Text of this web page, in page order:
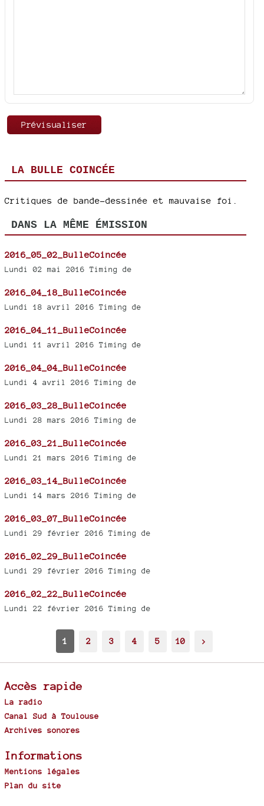
LA BULLE COINCÉE
Critiques de bande-dessinée et mauvaise foi.
DANS LA MÊME ÉMISSION
2016_05_02_BulleCoincée
Lundi 02 mai 2016 Timing de
2016_04_18_BulleCoincée
Lundi 18 avril 2016 Timing de
2016_04_11_BulleCoincée
Lundi 11 avril 2016 Timing de
2016_04_04_BulleCoincée
Lundi 4 avril 2016 Timing de
2016_03_28_BulleCoincée
Lundi 28 mars 2016 Timing de
2016_03_21_BulleCoincée
Lundi 21 mars 2016 Timing de
2016_03_14_BulleCoincée
Lundi 14 mars 2016 Timing de
2016_03_07_BulleCoincée
Lundi 29 février 2016 Timing de
2016_02_29_BulleCoincée
Lundi 29 février 2016 Timing de
2016_02_22_BulleCoincée
Lundi 22 février 2016 Timing de
1 2 3 4 5 10 >
Accès rapide
La radio
Canal Sud à Toulouse
Archives sonores
Informations
Mentions légales
Plan du site